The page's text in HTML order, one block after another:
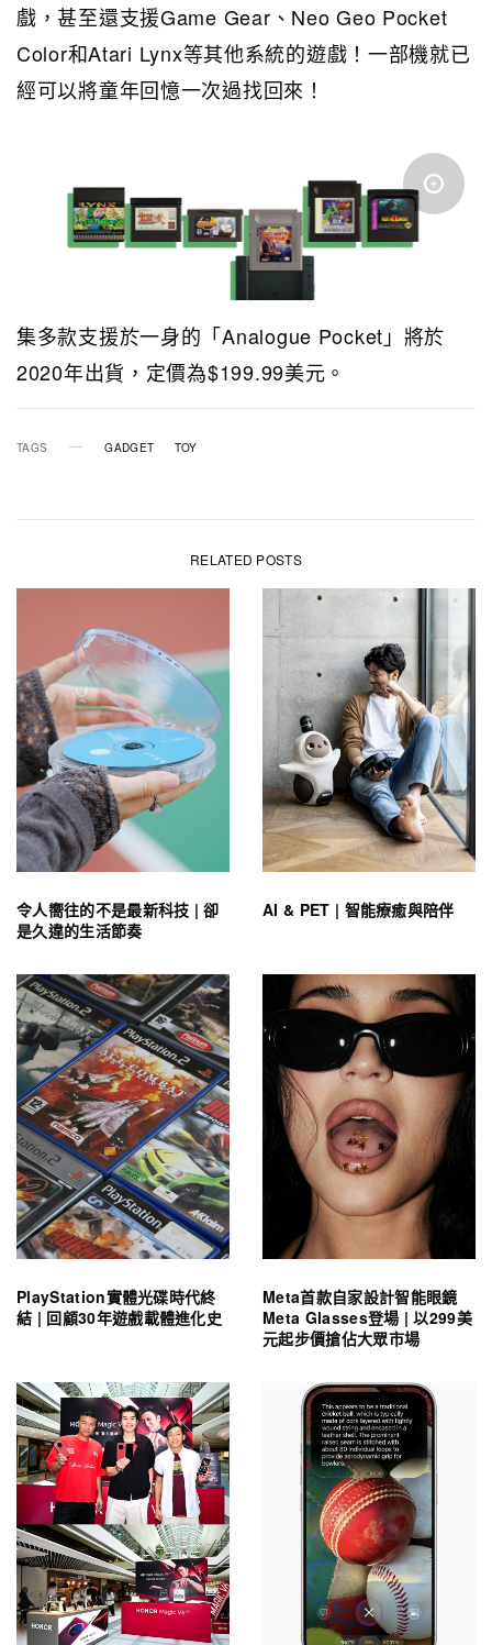
戲，甚至還支援Game Gear、Neo Geo Pocket
Color和Atari Lynx等其他系統的遊戲！一部機就已
經可以將童年回憶一次過找回來！
集多款支援於一身的「Analogue Pocket」將於
2020年出貨，定價為$199.99美元。
TAGS GADGET TOY
RELATED POSTS
令人嚮往的不是最新科技 | 卻
是久違的生活節奏
AI & PET | 智能療癒與陪伴
PlayStation實體光碟時代終
結 | 回顧30年遊戲載體進化史
Meta首款自家設計智能眼鏡
Meta Glasses登場 | 以299美
元起步價搶佔大眾市場